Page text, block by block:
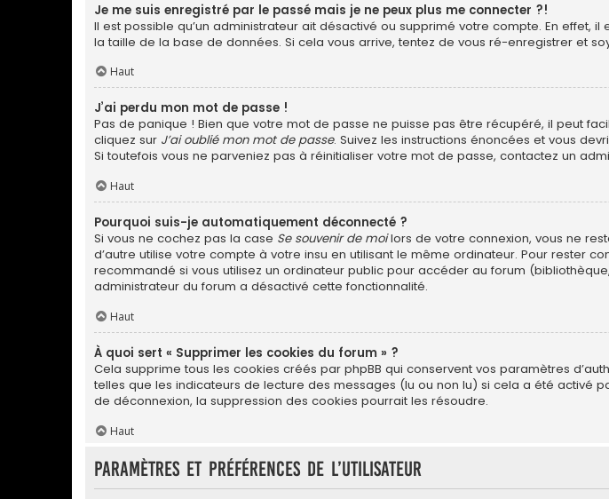
Je me suis enregistré par le passé mais je ne peux plus me connecter ?!
Il est possible qu’un administrateur ait désactivé ou supprimé votre compte. En
la taille de la base de données. Si cela vous arrive, tentez de vous ré-enregistrer et
Haut
J’ai perdu mon mot de passe !
Pas de panique ! Bien que votre mot de passe ne puisse pas être récupéré, il peut
cliquez sur J’ai oublié mon mot de passe. Suivez les instructions énoncées et vous
Si toutefois vous ne parveniez pas à réinitialiser votre mot de passe, contactez un
Haut
Pourquoi suis-je automatiquement déconnecté ?
Si vous ne cochez pas la case Se souvenir de moilors de votre connexion, vous ne
d’autre utilise votre compte à votre insu en utilisant le même ordinateur. Pour rester
recommandé si vous utilisez un ordinateur public pour accéder au forum
administrateur du forum a désactivé cette fonctionnalité.
Haut
À quoi sert « Supprimer les cookies du forum » ?
Cela supprime tous les cookies créés par phpBB qui conservent vos paramètres
telles que les indicateurs de lecture des messages (lu ou non lu) si cela a été activé
de déconnexion, la suppression des cookies pourrait les résoudre.
Haut
Paramètres et préférences de l’utilisateur